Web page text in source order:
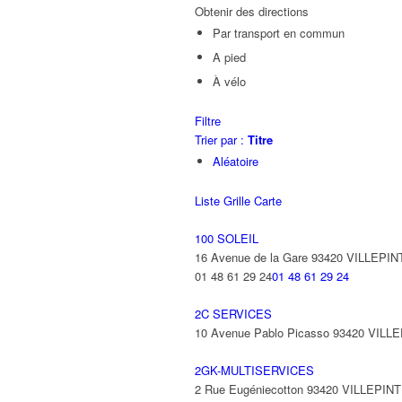
Obtenir des directions
Par transport en commun
A pied
À vélo
Filtre
Trier par : Titre
Aléatoire
Liste Grille Carte
100 SOLEIL
16 Avenue de la Gare 93420
01 48 61 29 2401 48 61 29 24
2C SERVICES
10 Avenue Pablo Picasso 93420
2GK-MULTISERVICES
2 Rue Eugéniecotton 93420